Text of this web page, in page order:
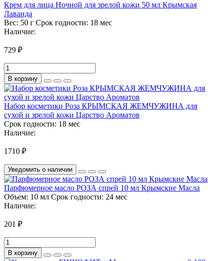
Крем для лица Ночной для зрелой кожи 50 мл Крымская
Лаванда
Вес: 50 г Срок годности: 18 мес
Наличие:
729 ₽
В корзину
Набор косметики Роза КРЫМСКАЯ ЖЕМЧУЖИНА для
сухой и зрелой кожи Царство Ароматов
Срок годности: 18 мес
Наличие:
1710 ₽
Уведомить о наличии
Парфюмерное масло РОЗА спрей 10 мл Крымские Масла
Объем: 10 мл Срок годности: 24 мес
Наличие:
201 ₽
В корзину